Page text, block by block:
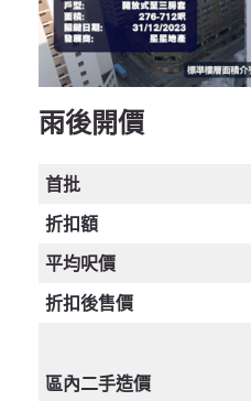
雨後開價
首批
折扣額
平均呎價
折扣後售價
區內二手造價